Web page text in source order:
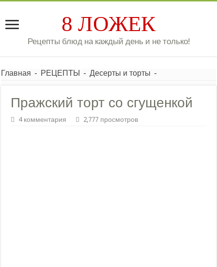
8 ЛОЖЕК
Рецепты блюд на каждый день и не только!
Главная - РЕЦЕПТЫ - Десерты и торты -
Пражский торт со сгущенкой
4 комментария 2,777 просмотров